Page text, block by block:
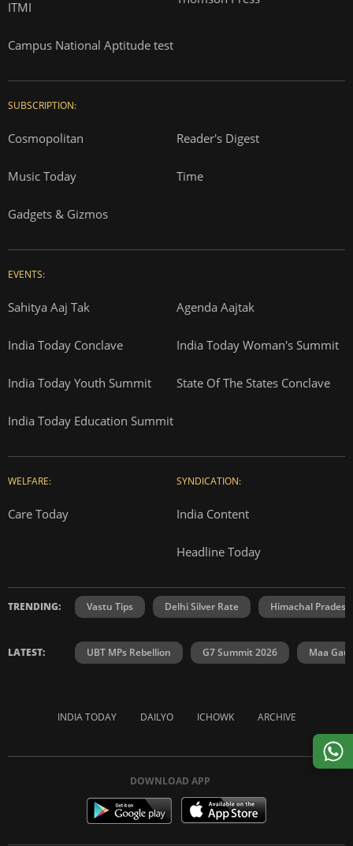
ITMI
Campus National Aptitude test
SUBSCRIPTION:
Cosmopolitan Reader's Digest
Music Today Time
Gadgets & Gizmos
EVENTS:
Sahitya Aaj Tak Agenda Aajtak
India Today Conclave India Today Woman's Summit
India Today Youth Summit State Of The States Conclave
India Today Education Summit
WELFARE:
Care Today
SYNDICATION:
India Content
Headline Today
TRENDING: Vastu Tips Delhi Silver Rate Himachal
LATEST: UBT MPs Rebellion G7 Summit 2026 Maa
INDIA TODAY DAILYO ICHOWK ARCHIVE
DOWNLOAD APP